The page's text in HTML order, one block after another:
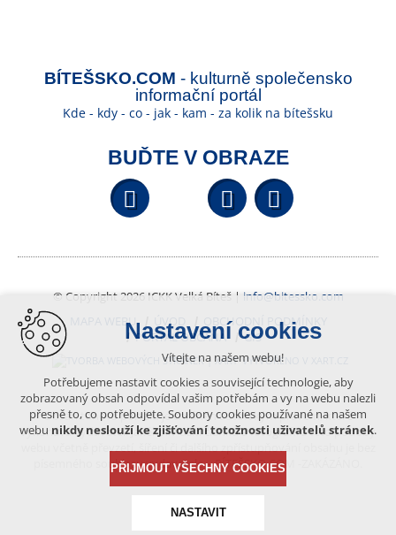
BÍTEŠSKO.COM - kulturně společensko
informační portál
Kde - kdy - co - jak - kam - za kolik na bítešsku
BUĎTE V OBRAZE
Facebook YouTube
© Copyright 2026 ICKK Velká Bíteš | info@bitessko.com
MAPA WEBU
ÚVOD
OBCHODNÍ PODMÍNKY
PORTÁL OBČANA
GIS
VYTVOŘENO V XART.CZ
Obsah tohoto portálu je chráněn autorským právem, které
vykonává vydavatel. Jakékoliv užití článků a fotografií z této podoby
písemného souhlasu vydavatele – BÍTEŠSKO.COM -ZAKÁZÁNO.
Nastavení cookies
Vítejte na našem webu!
Potřebujeme nastavit cookies a související technologie, aby
zobrazovaný obsah odpovídal vašim potřebám a vy na webu nalezli
přesně to, co potřebujete. Soubory cookies používané na našem
webu nikdy neslouží ke zjišťování totožnosti uživatelů stránek.
PŘIJMOUT VŠECHNY COOKIES
NASTAVIT